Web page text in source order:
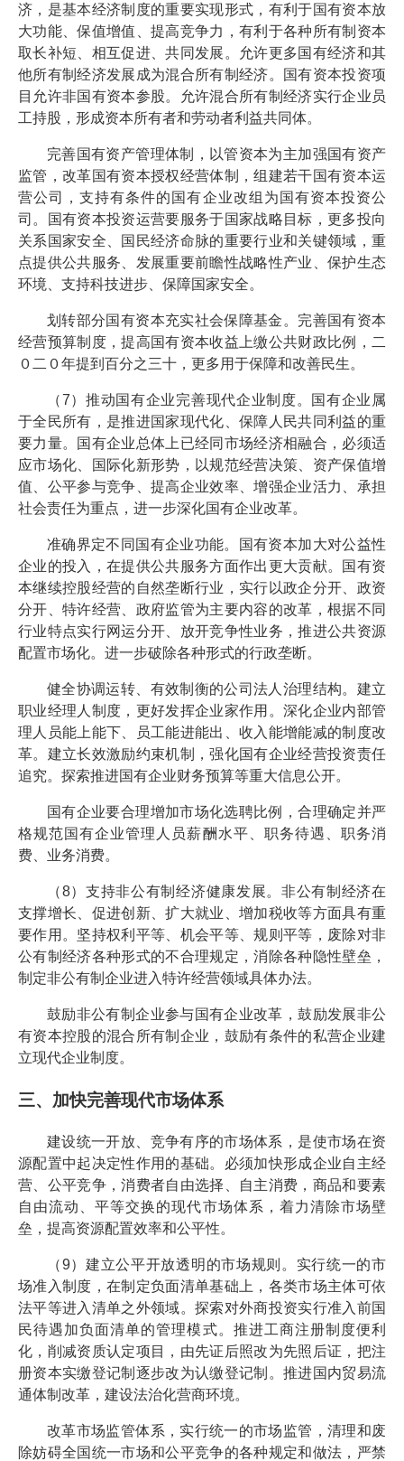
济，是基本经济制度的重要实现形式，有利于国有资本放
大功能、保值增值、提高竞争力，有利于各种所有制资本
取长补短、相互促进、共同发展。允许更多国有经济和其
他所有制经济发展成为混合所有制经济。国有资本投资项
目允许非国有资本参股。允许混合所有制经济实行企业员
工持股，形成资本所有者和劳动者利益共同体。
完善国有资产管理体制，以管资本为主加强国有资产
监管，改革国有资本授权经营体制，组建若干国有资本运
营公司，支持有条件的国有企业改组为国有资本投资公
司。国有资本投资运营要服务于国家战略目标，更多投向
关系国家安全、国民经济命脉的重要行业和关键领域，重
点提供公共服务、发展重要前瞻性战略性产业、保护生态
环境、支持科技进步、保障国家安全。
划转部分国有资本充实社会保障基金。完善国有资本
经营预算制度，提高国有资本收益上缴公共财政比例，二
０二０年提到百分之三十，更多用于保障和改善民生。
（7）推动国有企业完善现代企业制度。国有企业属
于全民所有，是推进国家现代化、保障人民共同利益的重
要力量。国有企业总体上已经同市场经济相融合，必须适
应市场化、国际化新形势，以规范经营决策、资产保值增
值、公平参与竞争、提高企业效率、增强企业活力、承担
社会责任为重点，进一步深化国有企业改革。
准确界定不同国有企业功能。国有资本加大对公益性
企业的投入，在提供公共服务方面作出更大贡献。国有资
本继续控股经营的自然垄断行业，实行以政企分开、政资
分开、特许经营、政府监管为主要内容的改革，根据不同
行业特点实行网运分开、放开竞争性业务，推进公共资源
配置市场化。进一步破除各种形式的行政垄断。
健全协调运转、有效制衡的公司法人治理结构。建立
职业经理人制度，更好发挥企业家作用。深化企业内部管
理人员能上能下、员工能进能出、收入能增能减的制度改
革。建立长效激励约束机制，强化国有企业经营投资责任
追究。探索推进国有企业财务预算等重大信息公开。
国有企业要合理增加市场化选聘比例，合理确定并严
格规范国有企业管理人员薪酬水平、职务待遇、职务消
费、业务消费。
（8）支持非公有制经济健康发展。非公有制经济在
支撑增长、促进创新、扩大就业、增加税收等方面具有重
要作用。坚持权利平等、机会平等、规则平等，废除对非
公有制经济各种形式的不合理规定，消除各种隐性壁垒，
制定非公有制企业进入特许经营领域具体办法。
鼓励非公有制企业参与国有企业改革，鼓励发展非公
有资本控股的混合所有制企业，鼓励有条件的私营企业建
立现代企业制度。
三、加快完善现代市场体系
建设统一开放、竞争有序的市场体系，是使市场在资
源配置中起决定性作用的基础。必须加快形成企业自主经
营、公平竞争，消费者自由选择、自主消费，商品和要素
自由流动、平等交换的现代市场体系，着力清除市场壁
垒，提高资源配置效率和公平性。
（9）建立公平开放透明的市场规则。实行统一的市
场准入制度，在制定负面清单基础上，各类市场主体可依
法平等进入清单之外领域。探索对外商投资实行准入前国
民待遇加负面清单的管理模式。推进工商注册制度便利
化，削减资质认定项目，由先证后照改为先照后证，把注
册资本实缴登记制逐步改为认缴登记制。推进国内贸易流
通体制改革，建设法治化营商环境。
改革市场监管体系，实行统一的市场监管，清理和废
除妨碍全国统一市场和公平竞争的各种规定和做法，严禁